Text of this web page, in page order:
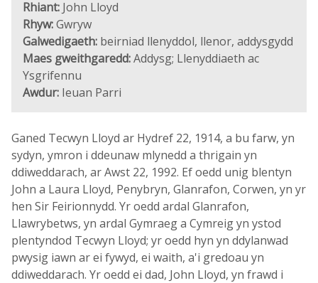
Rhiant: John Lloyd
Rhyw:Gwryw
Galwedigaeth: beirniad llenyddol, llenor, addysgydd
Maes gweithgaredd:Addysg; Llenyddiaeth ac
Ysgrifennu
Awdur: Ieuan Parri
Ganed Tecwyn Lloyd ar Hydref 22, 1914, a bu farw, yn
sydyn, ymron i ddeunaw mlynedd a thrigain yn
ddiweddarach, ar Awst 22, 1992. Ef oedd unig blentyn
John a Laura Lloyd, Penybryn, Glanrafon, Corwen, yn yr
hen Sir Feirionnydd. Yr oedd ardal Glanrafon,
Llawrybetws, yn ardal Gymraeg a Cymreig yn ystod
plentyndod Tecwyn Lloyd; yr oedd hyn yn ddylanwad
pwysig iawn ar ei fywyd, ei waith, a'i gredoau yn
ddiweddarach. Yr oedd ei dad, John Lloyd, yn frawd i